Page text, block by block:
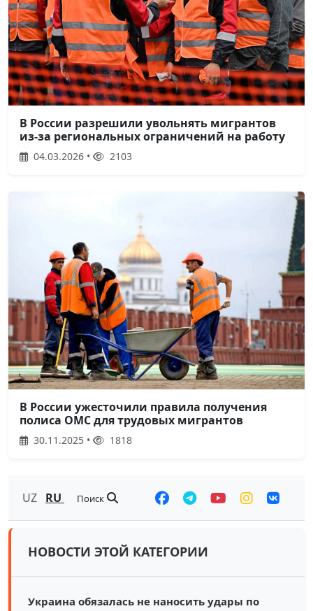
В России разрешили увольнять мигрантов
из-за региональных ограничений на работу
04.03.2026 • 2103
В России ужесточили правила получения
полиса ОМС для трудовых мигрантов
30.11.2025 • 1818
UZ RU Поиск
НОВОСТИ ЭТОЙ КАТЕГОРИИ
Украина обязалась не наносить удары по